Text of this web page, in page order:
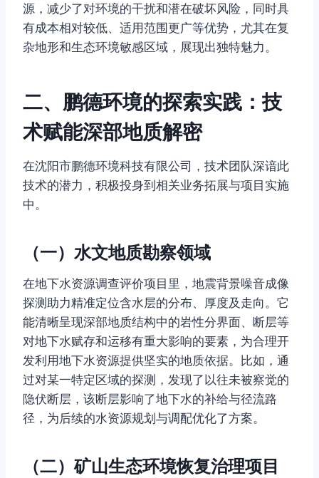
源，减少了对环境的干扰和潜在破坏风险，同时具
有成本相对较低、适用范围更广等优势，尤其在复
杂地形和生态环境敏感区域，展现出独特魅力。
二、鹏德环境的探索实践：技
术赋能深部地质解密
在沈阳市鹏德环境科技有限公司，技术团队深谙此
技术的潜力，积极投身到相关业务拓展与项目实施
中。
（一）水文地质勘察领域
在地下水资源调查评价项目里，地震背景噪音成像
探测助力精准定位含水层的分布、厚度及走向。它
能清晰呈现深部地质结构中的岩性分界面、断层等
对地下水赋存和运移有重大影响的要素，为合理开
发利用地下水资源提供坚实的地质依据。比如，通
过对某一特定区域的探测，发现了以往未被察觉的
隐伏断层，该断层影响了地下水的补给与径流路
径，为后续的水资源规划与调配优化了方案。
（二）矿山生态环境恢复治理项目